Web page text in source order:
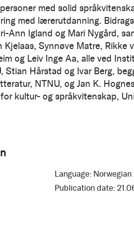
med solid
med lærerutdanning.
Ann Igland og Mari Nygård,
Kjelaas, Synnøve Matre, Rikke
og Leiv Inge Aa, alle ved
Hårstad og Ivar Berg,
NTNU, og Jan K.
kultur- og språkvitenskap,
Language: Norwegian
Publication date: